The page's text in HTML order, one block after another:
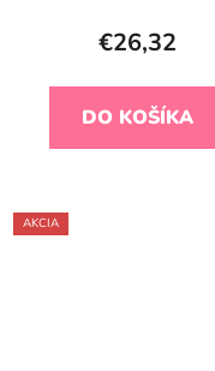
experimety
€26,32
DO KOŠÍKA
AKCIA